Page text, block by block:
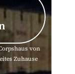
von
Zuhause